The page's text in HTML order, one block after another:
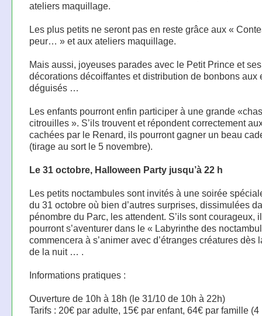
ateliers maquillage.
Les plus petits ne seront pas en reste grâce aux «
peur… » et aux ateliers maquillage.
Mais aussi, joyeuses parades avec le Petit Prince et
décorations décoiffantes et distribution de bonbons aux
déguisés …
Les enfants pourront enfin participer à une grande
citrouilles ». S’ils trouvent et répondent correctement
cachées par le Renard, ils pourront gagner un beau
(tirage au sort le 5 novembre).
Le 31 octobre, Halloween Party jusqu’à 22 h
Les petits noctambules sont invités à une soirée
du 31 octobre où bien d’autres surprises, dissimulées
pénombre du Parc, les attendent. S’ils sont courageux,
pourront s’aventurer dans le « Labyrinthe des
commencera à s’animer avec d’étranges créatures dès
de la nuit … .
Informations pratiques :
Ouverture de 10h à 18h (le 31/10 de 10h à 22h)
Tarifs : 20€ par adulte, 15€ par enfant, 64€ par famille (4